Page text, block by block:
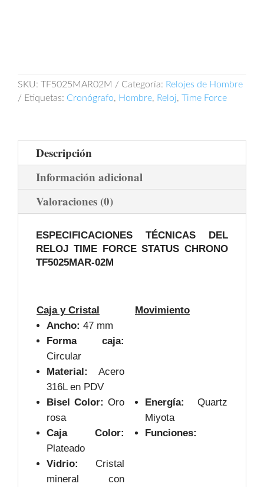
SKU: TF5025MAR02M Categoría: Relojes de Hombre
Etiquetas: Cronógrafo, Hombre, Reloj, Time Force
Descripción
Información adicional
Valoraciones (0)
ESPECIFICACIONES TÉCNICAS DEL
RELOJ TIME FORCE STATUS CHRONO
TF5025MAR-02M
Caja y Cristal
Movimiento
Ancho: 47 mm
Forma caja:
Circular
Material:
Acero
316L en PDV
Bisel Color: Oro
rosa
Caja Color:
Plateado
Vidrio:
Cristal
mineral con
Energía:
Quartz
Miyota
Funciones: